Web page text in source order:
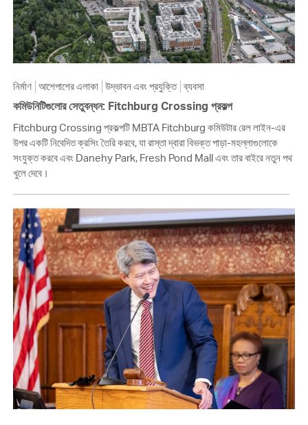
নির্মাণ আশেপাশের এলাকা উদ্ভাবন এবং প্রযুক্তি ব্যবসা
কমিউনিটিগুলোর সেতুবন্ধন: Fitchburg Crossing প্রকল্প
Fitchburg Crossing প্রকল্পটি MBTA Fitchburg কমিউটার রেল লাইন-এর
উপর একটি নিবেদিত ক্রসিং তৈরি করবে, যা রাস্তা দ্বারা বিভক্ত পাড়া-মহল্লাগুলোকে
সংযুক্ত করবে এবং Danehy Park, Fresh Pond Mall এবং তার বাইরে নতুন পথ
খুলে দেবে।